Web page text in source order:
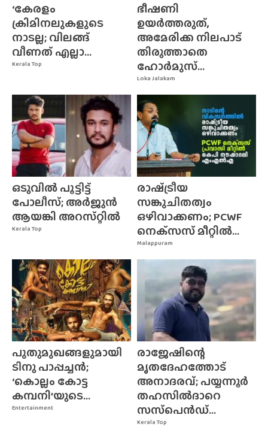
Kerala Top
‘കേരളം
ക്രിമിനലുകളുടെ
നാടല്ല; വിലങ്ങ്
വീണത് എല്ലാ...
Loka Jalakam
ഭീഷണി
ഉയർത്തരുത്,
അമേരിക്ക നിലപാട്
തിരുത്താതെ
ഹോർമുസ്...
Kerala Top
ഒടുവിൽ പൂട്ടിട്ട്
പോലീസ്; അർജുൻ
ആയങ്കി അറസ്‌റ്റിൽ
Malappuram
രാഷ്‌ട്രീയ
സങ്കുചിതത്വം
ഒഴിവാക്കണം; PCWF
നെക്‌സസ്‌ മീറ്റിൽ...
Entertainment
പുതുമുഖങ്ങളുമായി
ടിനു പാപ്പച്ചൻ;
‘കൊല്ലം കോട്ട
കമ്പനി’യുടെ...
Kerala Top
രാജേഷിന്റെ
മൃതദേഹത്തോട്
അനാദരവ്; പയ്യന്നൂർ
തഹസിൽദാറെ
സസ്‌പെൻഡ്...